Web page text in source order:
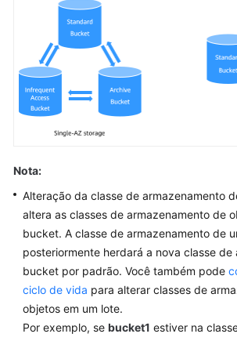
Permissions
Configuration
Guide
(Paris
Region)
User
Region)
API
Reference
(Kuala
Lumpur
Region)
Nota:
Alteração da classe de armazenamento
altera as classes de armazenamento de
bucket. A classe de armazenamento de
posteriormente herdará a nova classe de
bucket por padrão. Você também pode
ciclo de vida para alterar classes de
objetos em um lote.
Por exemplo, se bucket1 estiver na